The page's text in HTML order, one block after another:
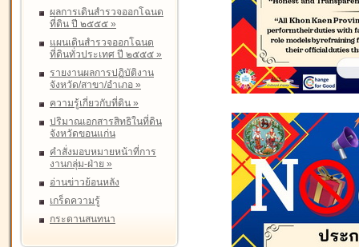
ผลการเดินสำรวจออกโฉนด
ที่ดิน ปี ๒๕๕๕ »
แผนเดินสำรวจออกโฉนด
ที่ดินทั่วประเทศ ปี ๒๕๕๕ »
รายงานผลการปฏิบัติงาน
จังหวัด/สาขา/อำเภอ »
ความรู้เกี่ยวกับที่ดิน »
ปริมาณเอกสารสิทธิในที่ดิน
จังหวัดขอนแก่น
คำสั่งมอบหมายหน้าที่การ
งานกลุ่ม-ฝ่าย »
อ่านข่าวย้อนหลัง
เกร็ดความรู้
กระดานสนทนา